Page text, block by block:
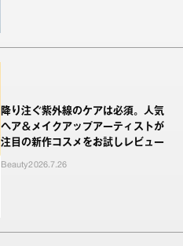
降り注ぐ紫外線のケアは必須。人気
ヘア＆メイクアップアーティストが
注目の新作コスメをお試しレビュー
Beauty2026.7.26